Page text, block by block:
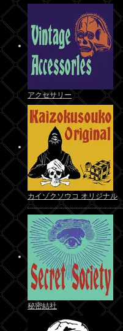
アクセサリー
カイゾクソウコ オリジナル
秘密結社